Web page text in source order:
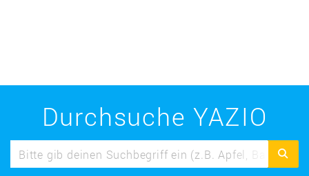
Durchsuche YAZIO